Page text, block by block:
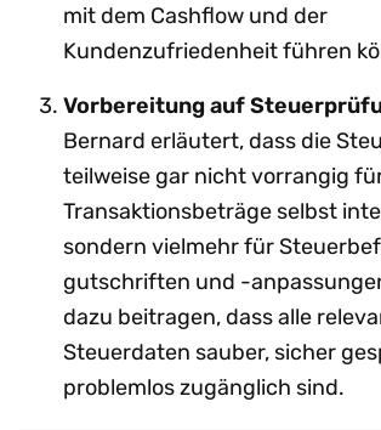
mit dem Cashflow und der
Kundenzufriedenheit führen
Vorbereitung auf
Bernard erläutert, dass die
teilweise gar nicht vorrangig
Transaktionsbeträge selbst
sondern vielmehr für
gutschriften und -
dazu beitragen, dass alle
Steuerdaten sauber, sicher
problemlos zugänglich sind.